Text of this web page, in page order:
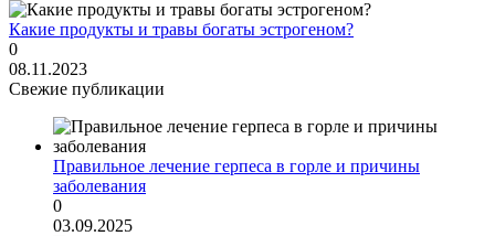
Какие продукты и травы богаты эстрогеном?
0
08.11.2023
Свежие публикации
Правильное лечение герпеса в горле и причины
заболевания
0
03.09.2025